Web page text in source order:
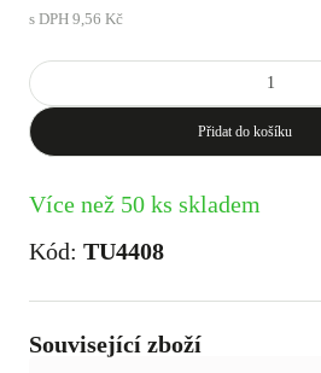
s DPH 9,56 Kč
Přidat do košíku
Více než 50 ks skladem
Kód: TU4408
Související zboží